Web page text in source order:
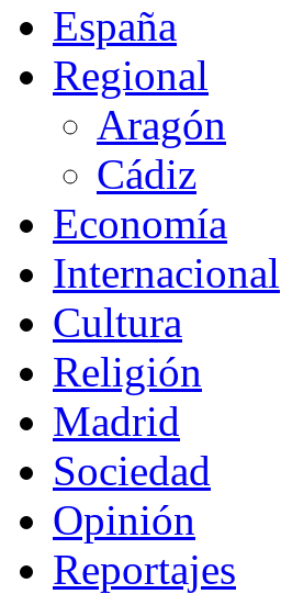
España
Regional
Aragón
Cádiz
Economía
Internacional
Cultura
Religión
Madrid
Sociedad
Opinión
Reportajes